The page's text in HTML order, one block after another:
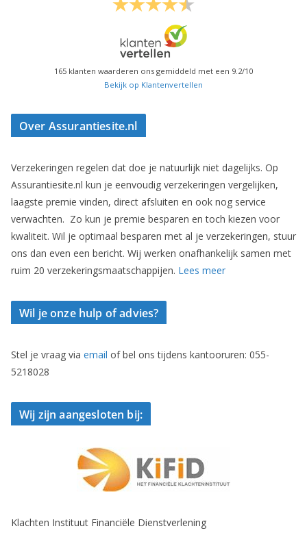
165 klanten waarderen ons gemiddeld met een 9.2/10
Bekijk op Klantenvertellen
Over Assurantiesite.nl
Verzekeringen regelen dat doe je natuurlijk niet dagelijks. Op
Assurantiesite.nl kun je eenvoudig verzekeringen vergelijken,
laagste premie vinden, direct afsluiten en ook nog service
verwachten. Zo kun je premie besparen en toch kiezen voor
kwaliteit. Wil je optimaal besparen met al je verzekeringen, stuur
ons dan even een bericht. Wij werken onafhankelijk samen met
ruim 20 verzekeringsmaatschappijen. Lees meer
Wil je onze hulp of advies?
Stel je vraag via email of bel ons tijdens kantooruren: 055-
5218028
Wij zijn aangesloten bij:
Klachten Instituut Financiële Dienstverlening